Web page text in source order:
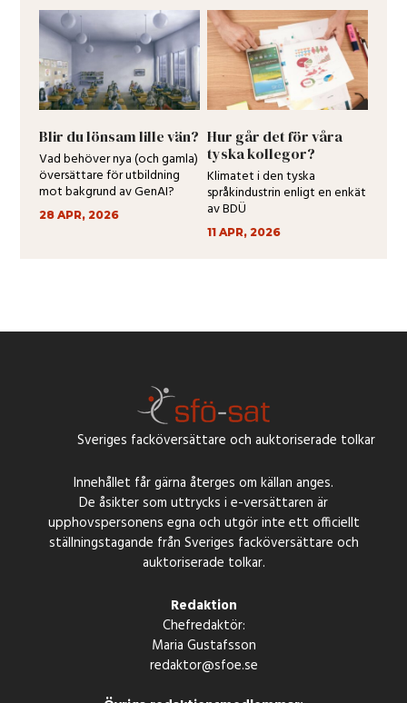
Blir du lönsam lille vän?
Vad behöver nya (och gamla)
översättare för utbildning
mot bakgrund av GenAI?
28 APR, 2026
Hur går det för våra
tyska kollegor?
Klimatet i den tyska
språkindustrin enligt en enkät
av BDÜ
11 APR, 2026
Sveriges facköversättare och auktoriserade tolkar
Innehållet får gärna återges om källan anges.
De åsikter som uttrycks i e-versättaren är
upphovspersonens egna och utgör inte ett officiellt
ställningstagande från Sveriges facköversättare och
auktoriserade tolkar.
Redaktion
Chefredaktör:
Maria Gustafsson
redaktor@sfoe.se